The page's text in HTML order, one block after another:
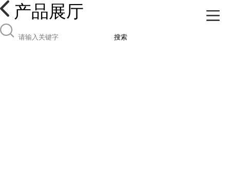
产品展厅
搜索